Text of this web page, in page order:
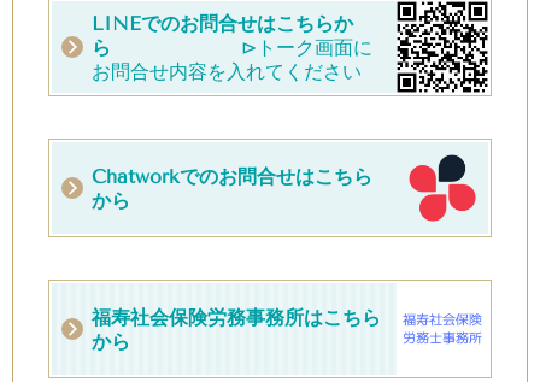
LINEでのお問合せはこちらか
ら
⊳トーク画面に
お問合せ内容を入れてください
Chatworkでのお問合せはこちら
から
福寿社会保険労務事務所はこちら
から